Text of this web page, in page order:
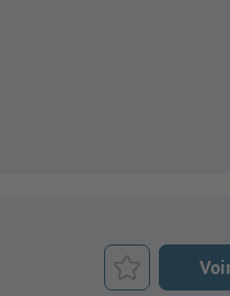
Retenir le